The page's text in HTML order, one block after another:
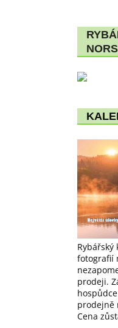
Rybářský
fotografií
prodeji.
prodejně
Cena